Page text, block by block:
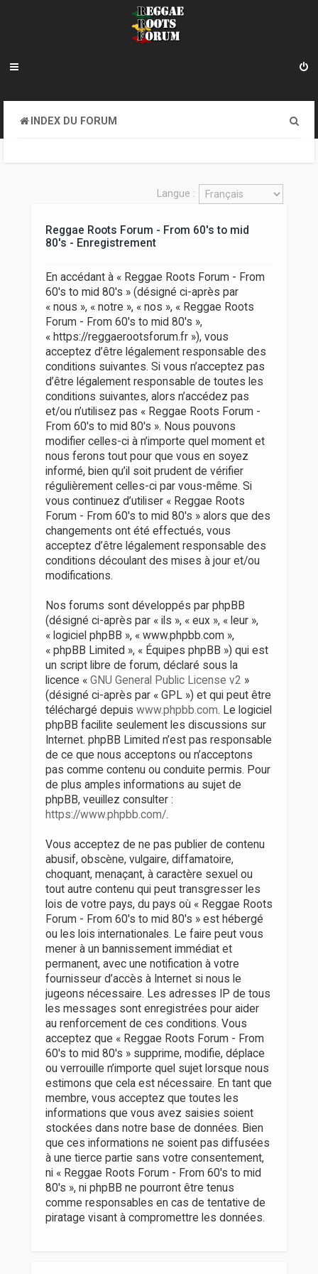
INDEX DU FORUM
Langue :
Reggae Roots Forum - From 60's to mid
80's - Enregistrement
En accédant à « Reggae Roots Forum - From
60's to mid 80's » (désigné ci-après par
« nous », « notre », « nos », « Reggae Roots
Forum - From 60's to mid 80's »,
« https://reggaerootsforum.fr »), vous
acceptez d’être légalement responsable des
conditions suivantes. Si vous n’acceptez pas
d’être légalement responsable de toutes les
conditions suivantes, alors n’accédez pas
et/ou n’utilisez pas « Reggae Roots Forum -
From 60's to mid 80's ». Nous pouvons
modifier celles-ci à n’importe quel moment et
nous ferons tout pour que vous en soyez
informé, bien qu’il soit prudent de vérifier
régulièrement celles-ci par vous-même. Si
vous continuez d’utiliser « Reggae Roots
Forum - From 60's to mid 80's » alors que des
changements ont été effectués, vous
acceptez d’être légalement responsable des
conditions découlant des mises à jour et/ou
modifications.
Nos forums sont développés par phpBB
(désigné ci-après par « ils », « eux », « leur »,
« logiciel phpBB », « www.phpbb.com »,
« phpBB Limited », « Équipes phpBB ») qui est
un script libre de forum, déclaré sous la
licence « GNU General Public License v2 »
(désigné ci-après par « GPL ») et qui peut être
téléchargé depuis www.phpbb.com. Le logiciel
phpBB facilite seulement les discussions sur
Internet. phpBB Limited n’est pas responsable
de ce que nous acceptons ou n’acceptons
pas comme contenu ou conduite permis. Pour
de plus amples informations au sujet de
phpBB, veuillez consulter :
https://www.phpbb.com/.
Vous acceptez de ne pas publier de contenu
abusif, obscène, vulgaire, diffamatoire,
choquant, menaçant, à caractère sexuel ou
tout autre contenu qui peut transgresser les
lois de votre pays, du pays où « Reggae Roots
Forum - From 60's to mid 80's » est hébergé
ou les lois internationales. Le faire peut vous
mener à un bannissement immédiat et
permanent, avec une notification à votre
fournisseur d’accès à Internet si nous le
jugeons nécessaire. Les adresses IP de tous
les messages sont enregistrées pour aider
au renforcement de ces conditions. Vous
acceptez que « Reggae Roots Forum - From
60's to mid 80's » supprime, modifie, déplace
ou verrouille n’importe quel sujet lorsque nous
estimons que cela est nécessaire. En tant que
membre, vous acceptez que toutes les
informations que vous avez saisies soient
stockées dans notre base de données. Bien
que ces informations ne soient pas diffusées
à une tierce partie sans votre consentement,
ni « Reggae Roots Forum - From 60's to mid
80's », ni phpBB ne pourront être tenus
comme responsables en cas de tentative de
piratage visant à compromettre les données.